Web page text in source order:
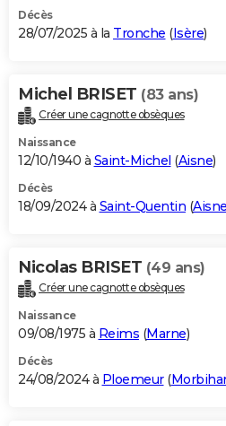
Décès
28/07/2025 à la Tronche (Isère)
Michel BRISET (83 ans)
Créer une cagnotte obsèques
Naissance
12/10/1940 à Saint-Michel (Aisne)
Décès
18/09/2024 à Saint-Quentin (Aisne
Nicolas BRISET (49 ans)
Créer une cagnotte obsèques
Naissance
09/08/1975 à Reims (Marne)
Décès
24/08/2024 à Ploemeur(